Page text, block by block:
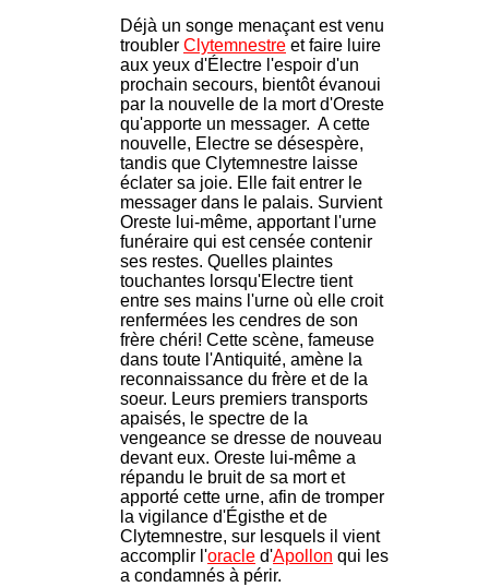
Déjà un songe menaçant est venu
troubler Clytemnestre et faire luire
aux yeux d'Électre l'espoir d'un
prochain secours, bientôt évanoui
par la nouvelle de la mort d'Oreste
qu'apporte un messager. A cette
nouvelle, Electre se désespère,
tandis que Clytemnestre laisse
éclater sa joie. Elle fait entrer le
messager dans le palais. Survient
Oreste lui-même, apportant l'urne
funéraire qui est censée contenir
ses restes. Quelles plaintes
touchantes lorsqu'Electre tient
entre ses mains l'urne où elle croit
renfermées les cendres de son
frère chéri! Cette scène, fameuse
dans toute l'Antiquité, amène la
reconnaissance du frère et de la
soeur. Leurs premiers transports
apaisés, le spectre de la
vengeance se dresse de nouveau
devant eux. Oreste lui-même a
répandu le bruit de sa mort et
apporté cette urne, afin de tromper
la vigilance d'Égisthe et de
Clytemnestre, sur lesquels il vient
accomplir l'oracle d'Apollon qui les
a condamnés à périr.